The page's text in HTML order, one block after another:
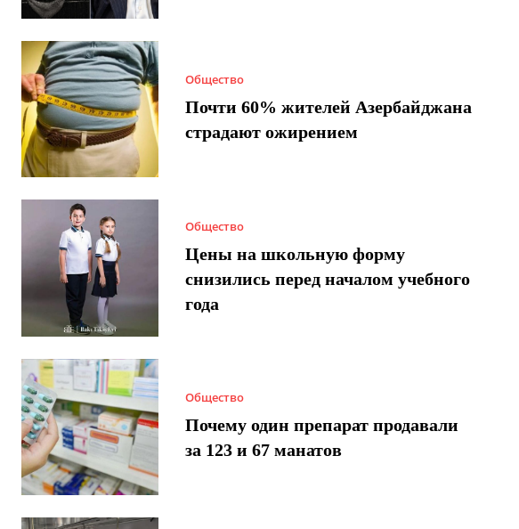
Общество
Почти 60% жителей Азербайджана
страдают ожирением
Общество
Цены на школьную форму
снизились перед началом учебного
года
Общество
Почему один препарат продавали
за 123 и 67 манатов